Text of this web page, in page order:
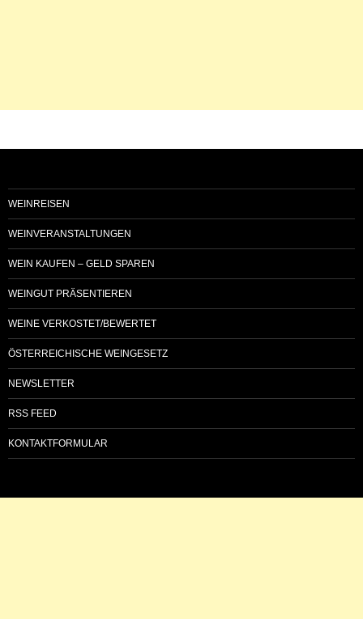
WEINREISEN
WEINVERANSTALTUNGEN
WEIN KAUFEN – GELD SPAREN
WEINGUT PRÄSENTIEREN
WEINE VERKOSTET/BEWERTET
ÖSTERREICHISCHE WEINGESETZ
NEWSLETTER
RSS FEED
KONTAKTFORMULAR